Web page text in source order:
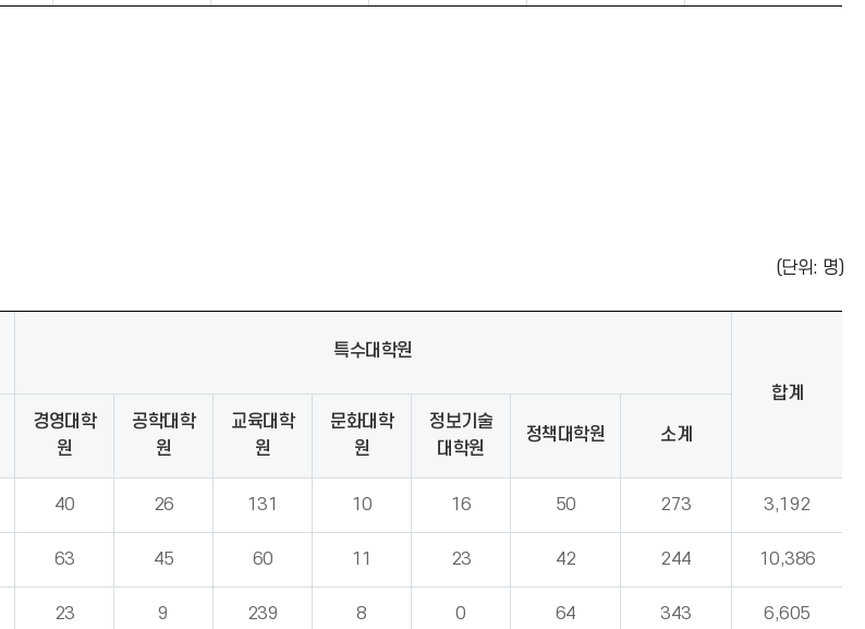
(단위: 명)
특수대학원
합계
경영대학
원
공학대학
원
교육대학
원
문화대학
원
정보기술
대학원
정책대학원 소계
40 26 131 10 16 50 273 3,192
63 45 60 11 23 42 244 10,386
23 9 239 8 0 64 343 6,605